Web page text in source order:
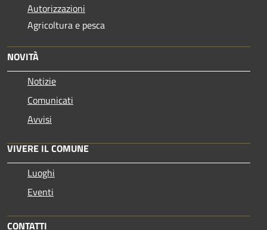
Autorizzazioni
Agricoltura e pesca
NOVITÀ
Notizie
Comunicati
Avvisi
VIVERE IL COMUNE
Luoghi
Eventi
CONTATTI